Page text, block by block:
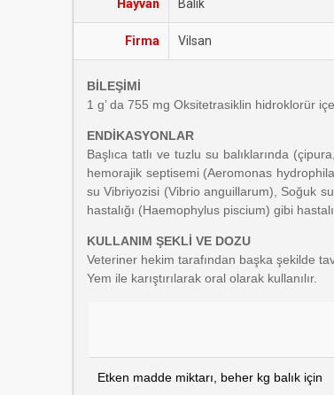
Hayvan Balık
Firma Vilsan
BİLEŞİMİ
1 g’ da 755 mg Oksitetrasiklin hidroklorür
ENDİKASYONLAR
Başlıca tatlı ve tuzlu su balıklarında
hemorajik septisemi (Aeromonas
su Vibriyozisi (Vibrio anguillarum), Soğuk
hastalığı (Haemophylus piscium) gibi
KULLANIM ŞEKLİ VE DOZU
Veteriner hekim tarafından başka şekilde
Yem ile karıştırılarak oral olarak kullanılır.
Etken madde miktarı, beher kg balık için